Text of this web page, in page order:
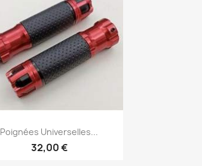
Aperçu rapide
Poignées Universelles...
32,00 €